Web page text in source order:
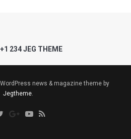
234 JEG THEME
news & magazine theme by
Jegtheme.